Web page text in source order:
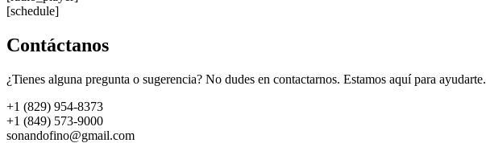
[schedule]
Contáctanos
¿Tienes alguna pregunta o sugerencia? No dudes en contactarnos. Estamos aquí para ayudarte.
+1 (829) 954-8373
+1 (849) 573-9000
sonandofino@gmail.com